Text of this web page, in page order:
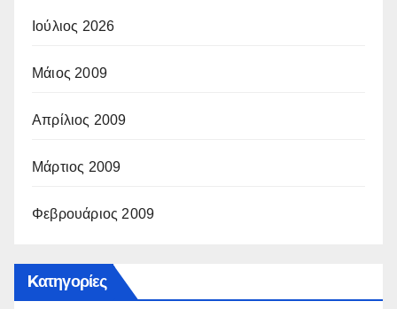
Ιούλιος 2026
Μάιος 2009
Απρίλιος 2009
Μάρτιος 2009
Φεβρουάριος 2009
Kατηγορίες